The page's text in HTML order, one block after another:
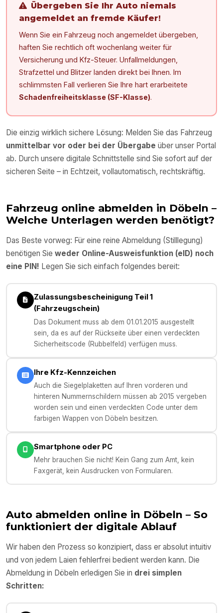
Übergeben Sie Ihr Auto niemals
angemeldet an fremde Käufer!
Wenn Sie ein Fahrzeug noch angemeldet übergeben,
haften Sie rechtlich oft wochenlang weiter für
Versicherung und Kfz-Steuer. Unfallmeldungen,
Strafzettel und Blitzer landen direkt bei Ihnen. Im
schlimmsten Fall verlieren Sie Ihre hart erarbeitete
Schadenfreiheitsklasse (SF-Klasse).
Die einzig wirklich sichere Lösung: Melden Sie das Fahrzeug
unmittelbar vor oder bei der Übergabe über unser Portal
ab. Durch unsere digitale Schnittstelle sind Sie sofort auf der
sicheren Seite – in Echtzeit, vollautomatisch, rechtskräftig.
Fahrzeug online abmelden in Döbeln –
Welche Unterlagen werden benötigt?
Das Beste vorweg: Für eine reine Abmeldung (Stilllegung)
benötigen Sie weder Online-Ausweisfunktion (eID) noch
eine PIN! Legen Sie sich einfach folgendes bereit:
Zulassungsbescheinigung Teil 1
(Fahrzeugschein)
Das Dokument muss ab dem 01.01.2015 ausgestellt
sein, da es auf der Rückseite über einen verdeckten
Sicherheitscode (Rubbelfeld) verfügen muss.
Ihre Kfz-Kennzeichen
Auch die Siegelplaketten auf Ihren vorderen und
hinteren Nummernschildern müssen ab 2015 vergeben
worden sein und einen verdeckten Code unter dem
farbigen Wappen von Döbeln besitzen.
Smartphone oder PC
Mehr brauchen Sie nicht! Kein Gang zum Amt, kein
Faxgerät, kein Ausdrucken von Formularen.
Auto abmelden online in Döbeln – So
funktioniert der digitale Ablauf
Wir haben den Prozess so konzipiert, dass er absolut intuitiv
und von jedem Laien fehlerfrei bedient werden kann. Die
Abmeldung in Döbeln erledigen Sie in drei simplen
Schritten: